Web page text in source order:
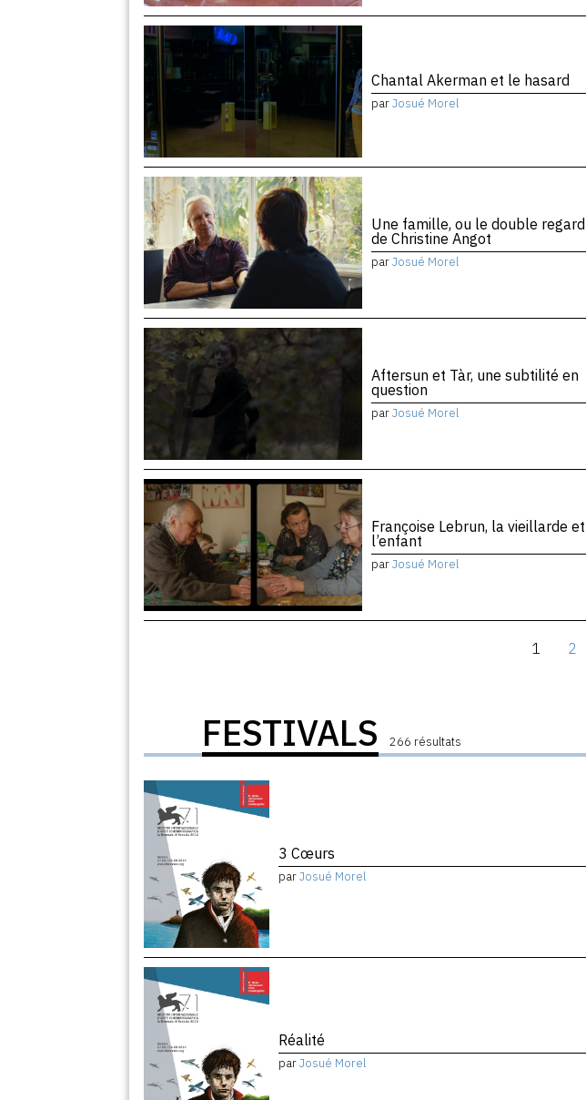
Chantal Akerman et le hasard
parJosué Morel
Une famille, ou le double regard
de Christine Angot
parJosué Morel
Aftersun et Tàr, une subtilité en
question
parJosué Morel
Françoise Lebrun, la vieillarde et
l’enfant
parJosué Morel
1 2
FESTIVALS 266 résultats
3 Cœurs
parJosué Morel
Réalité
parJosué Morel